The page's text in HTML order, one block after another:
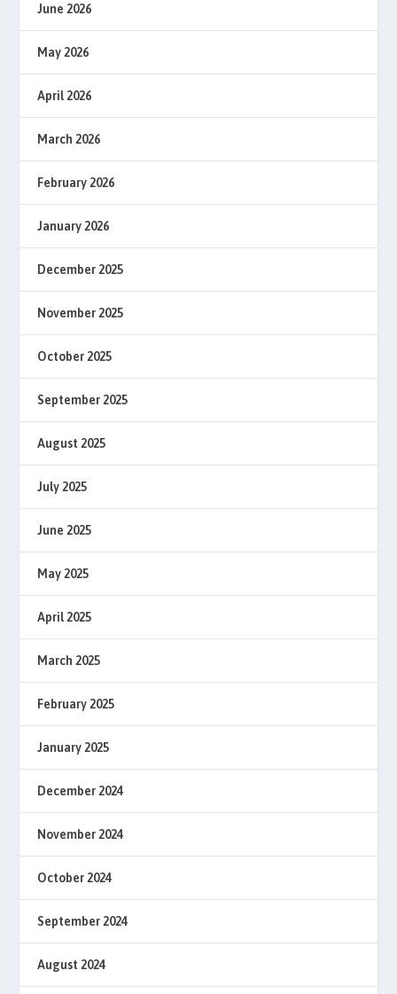
June 2026
May 2026
April 2026
March 2026
February 2026
January 2026
December 2025
November 2025
October 2025
September 2025
August 2025
July 2025
June 2025
May 2025
April 2025
March 2025
February 2025
January 2025
December 2024
November 2024
October 2024
September 2024
August 2024